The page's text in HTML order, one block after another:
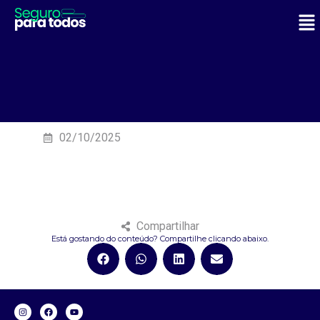
02/10/2025
Compartilhar
Está gostando do conteúdo? Compartilhe clicando abaixo.